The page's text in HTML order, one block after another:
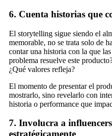
6. Cuenta historias que
El storytelling sigue siendo el
memorable, no se trata solo de
contar una historia con la que
problema resuelve este
¿Qué valores refleja?
El momento de presentar el
mostrarlo, sino revelarlo con
historia o performance que
7. Involucra a